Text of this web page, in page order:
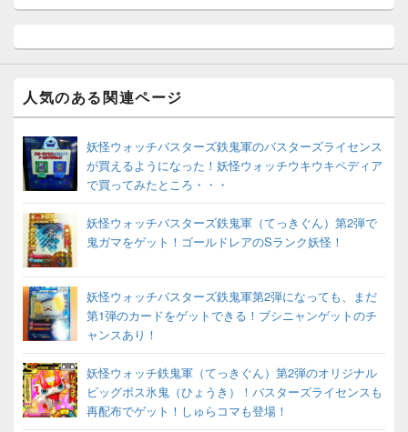
人気のある関連ページ
妖怪ウォッチバスターズ鉄鬼軍のバスターズライセンス
が買えるようになった！妖怪ウォッチウキウキペディア
で買ってみたところ・・・
妖怪ウォッチバスターズ鉄鬼軍（てっきぐん）第2弾で
鬼ガマをゲット！ゴールドレアのSランク妖怪！
妖怪ウォッチバスターズ鉄鬼軍第2弾になっても、まだ
第1弾のカードをゲットできる！ブシニャンゲットのチ
ャンスあり！
妖怪ウォッチ鉄鬼軍（てっきぐん）第2弾のオリジナル
ビッグボス氷鬼（ひょうき）！バスターズライセンスも
再配布でゲット！しゅらコマも登場！